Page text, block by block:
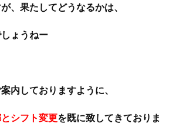
、果たしてどうなるかは、
ょうねー
内しておりますように、
シフト変更を既に致してきておりま